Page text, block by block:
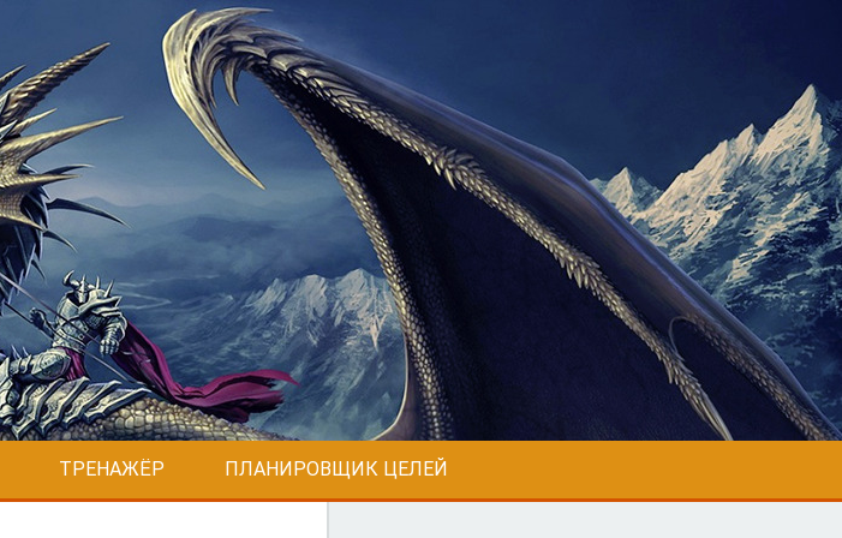
ТРЕНАЖЁР ПЛАНИРОВЩИК ЦЕЛЕЙ